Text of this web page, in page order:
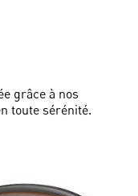
grâce à nos
toute sérénité.